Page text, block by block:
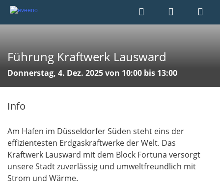
Führung Kraftwerk Lausward
Donnerstag, 4. Dez. 2025 von 10:00 bis 13:00
Info
Am Hafen im Düsseldorfer Süden steht eins der
effizientesten Erdgaskraftwerke der Welt. Das
Kraftwerk Lausward mit dem Block Fortuna versorgt
unsere Stadt zuverlässig und umweltfreundlich mit
Strom und Wärme.